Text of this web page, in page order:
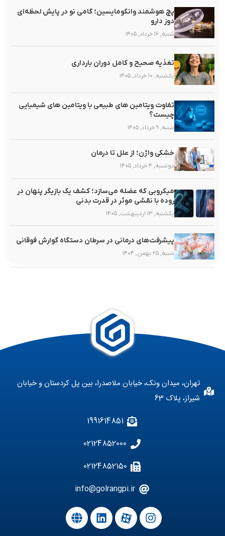
پچ هوشمند وانکومایسین؛ گامی نو در پایش لحظه‌ای
دوز دارو
شنبه, ۱۶ خرداد, ۱۴۰۵
تغذیه صحیح و کامل دوران بارداری
یکشنبه, ۱۰ خرداد, ۱۴۰۵
تفاوت ویتامین های طبیعی با ویتامین های شیمیایی
چیست؟
شنبه, ۹ خرداد, ۱۴۰۵
خشکی واژن؛ از علل تا درمان
دوشنبه, ۴ خرداد, ۱۴۰۵
میکروبی که عضله می‌سازد؛ کشف یک بازیگر پنهان در
روده با نقشی موثر در قدرت بدنی
یکشنبه, ۱۳ اردیبهشت, ۱۴۰۵
پیشرفت‌های درمانی در سرطان دستگاه گوارش فوقانی
شنبه, ۲۵ بهمن, ۱۴۰۴
تهران، میدان ونک، خیابان ملاصدرا، بین پل کردستان و خیابان
شیراز، پلاک 63
1991614851
02124852000
02124852150
info@golrangpi.ir